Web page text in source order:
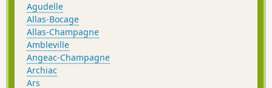
Agudelle
Allas-Bocage
Allas-Champagne
Ambleville
Angeac-Champagne
Archiac
Ars